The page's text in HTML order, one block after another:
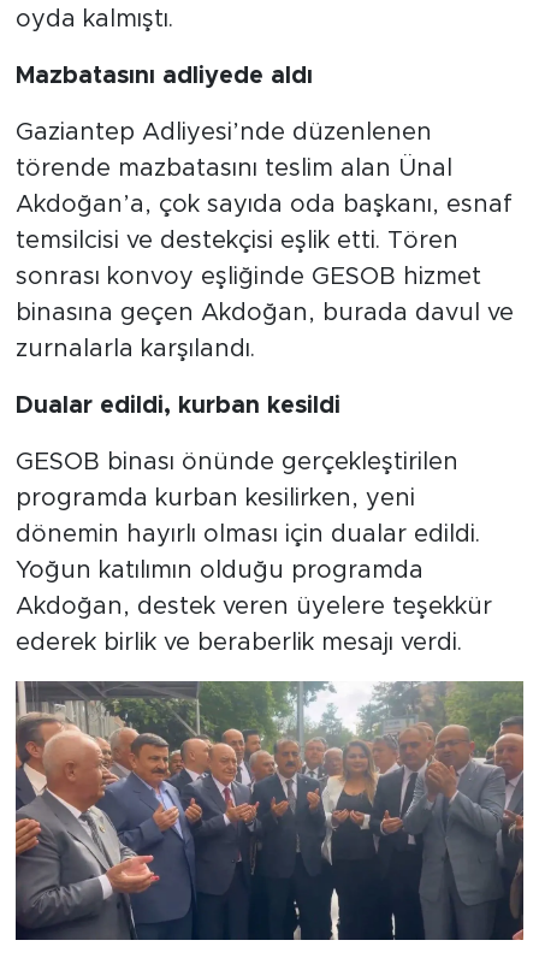
oyda kalmıştı.
Mazbatasını adliyede aldı
Gaziantep Adliyesi’nde düzenlenen
törende mazbatasını teslim alan Ünal
Akdoğan’a, çok sayıda oda başkanı, esnaf
temsilcisi ve destekçisi eşlik etti. Tören
sonrası konvoy eşliğinde GESOB hizmet
binasına geçen Akdoğan, burada davul ve
zurnalarla karşılandı.
Dualar edildi, kurban kesildi
GESOB binası önünde gerçekleştirilen
programda kurban kesilirken, yeni
dönemin hayırlı olması için dualar edildi.
Yoğun katılımın olduğu programda
Akdoğan, destek veren üyelere teşekkür
ederek birlik ve beraberlik mesajı verdi.